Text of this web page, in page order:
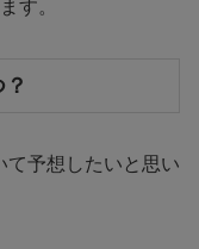
す。
て予想したいと思い